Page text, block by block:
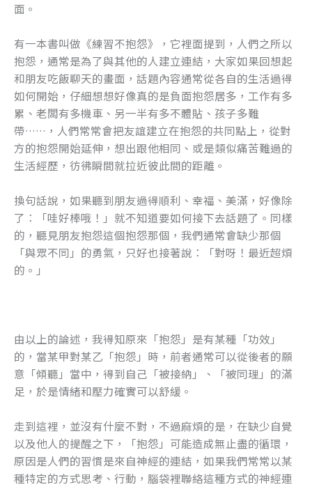
面。
有一本書叫做《練習不抱怨》，它裡面提到，人們之所以
抱怨，通常是為了與其他的人建立連結，大家如果回想起
和朋友吃飯聊天的畫面，話題內容通常從各自的生活過得
如何開始，仔細想想好像真的是負面抱怨居多，工作有多
累、老闆有多機車、另一半有多不體貼、孩子多難
帶……，人們常常會把友誼建立在抱怨的共同點上，從對
方的抱怨開始延伸，想出跟他相同、或是類似痛苦難過的
生活經歷，彷彿瞬間就拉近彼此間的距離。
換句話說，如果聽到朋友過得順利、幸福、美滿，好像除
了：「哇好棒哦！」就不知道要如何接下去話題了。同樣
的，聽見朋友抱怨這個抱怨那個，我們通常會缺少那個
「與眾不同」的勇氣，只好也接著說：「對呀！最近超煩
的。」
由以上的論述，我得知原來「抱怨」是有某種「功效」
的，當某甲對某乙「抱怨」時，前者通常可以從後者的願
意「傾聽」當中，得到自己「被接納」、「被同理」的滿
足，於是情緒和壓力確實可以舒緩。
走到這裡，並沒有什麼不對，不過麻煩的是，在缺少自覺
以及他人的提醒之下，「抱怨」可能造成無止盡的循環，
原因是人們的習慣是來自神經的連結，如果我們常常以某
種特定的方式思考、行動，腦袋裡聯絡這種方式的神經連